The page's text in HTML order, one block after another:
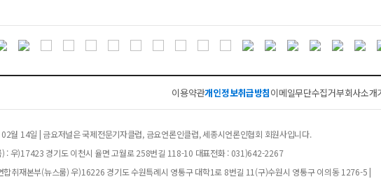
이용약관개인정보취급방침이메일무단수집거부회사소개
월 14일 | 금요저널은 국제전문기자클럽, 금요언론인클럽, 세종시언론인협회 회원사입니다.
) : 우)17423 경기도 이천시 율면 고월로 258번길 118-10 대표전화 : 031)642-2267
합취재본부(뉴스룸) 우)16226 경기도 수원특례시 영통구 대학1로 8번길 11(구)수원시 영통구 이의동 1276-5 |